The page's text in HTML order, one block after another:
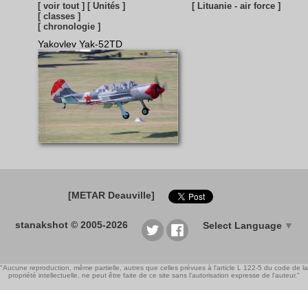
[ voir tout ] [ Unités ]
[ classes ]
[ chronologie ]
Yakovlev Yak-52TD
[ Lituanie - air force ]
[METAR Deauville]
stanakshot © 2005-2026 Select Language ▼
"Aucune reproduction, même partielle, autres que celles prévues à l'article L 122-5 du code de la
propriété intellectuelle, ne peut être faite de ce site sans l'autorisation expresse de l'auteur."